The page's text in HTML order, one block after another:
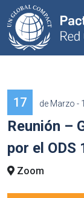
17 de Marzo -
Reunión –
por el ODS
Zoom